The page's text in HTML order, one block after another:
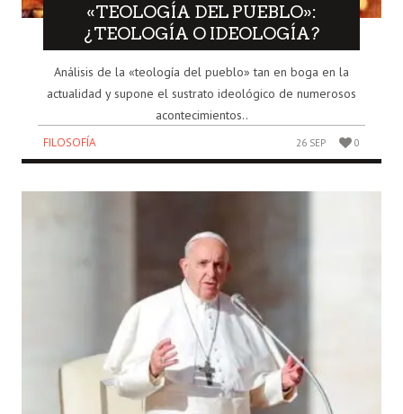
«TEOLOGÍA DEL PUEBLO»:
¿TEOLOGÍA O IDEOLOGÍA?
Análisis de la «teología del pueblo» tan en boga en la
actualidad y supone el sustrato ideológico de numerosos
acontecimientos..
FILOSOFÍA 26 SEP 0